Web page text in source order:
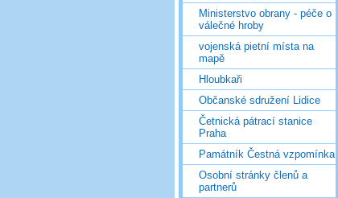
Ministerstvo obrany - péče o
válečné hroby
vojenská pietní místa na
mapě
Hloubkaři
Občanské sdružení Lidice
Četnická pátrací stanice
Praha
Památník Čestná vzpomínka
Osobní stránky členů a
partnerů